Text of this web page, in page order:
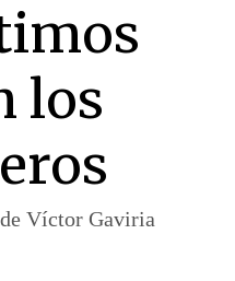
los
Víctor Gaviria